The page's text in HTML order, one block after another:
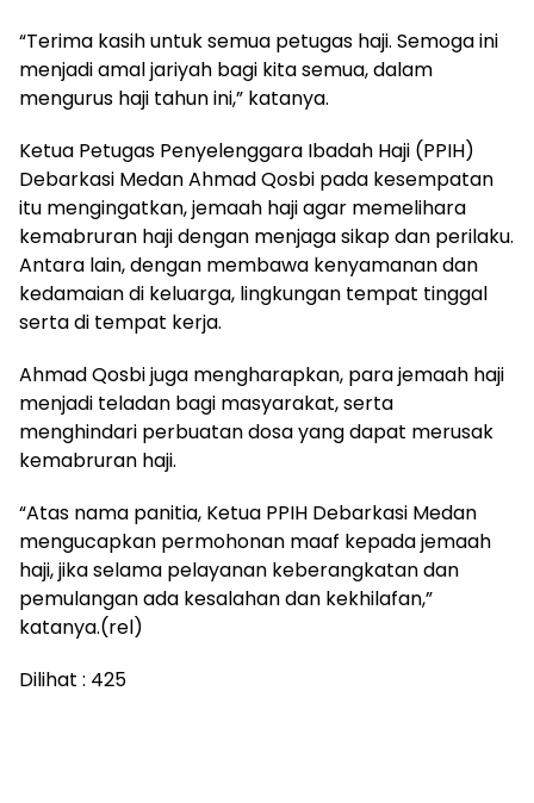
“Terima kasih untuk semua petugas haji. Semoga ini
menjadi amal jariyah bagi kita semua, dalam
mengurus haji tahun ini,” katanya.
Ketua Petugas Penyelenggara Ibadah Haji (PPIH)
Debarkasi Medan Ahmad Qosbi pada kesempatan
itu mengingatkan, jemaah haji agar memelihara
kemabruran haji dengan menjaga sikap dan perilaku.
Antara lain, dengan membawa kenyamanan dan
kedamaian di keluarga, lingkungan tempat tinggal
serta di tempat kerja.
Ahmad Qosbi juga mengharapkan, para jemaah haji
menjadi teladan bagi masyarakat, serta
menghindari perbuatan dosa yang dapat merusak
kemabruran haji.
“Atas nama panitia, Ketua PPIH Debarkasi Medan
mengucapkan permohonan maaf kepada jemaah
haji, jika selama pelayanan keberangkatan dan
pemulangan ada kesalahan dan kekhilafan,”
katanya.(rel)
Dilihat : 425